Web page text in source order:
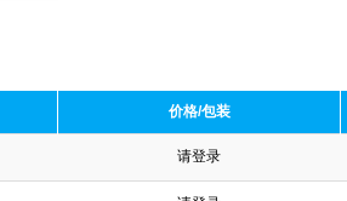
价格/包装
请登录